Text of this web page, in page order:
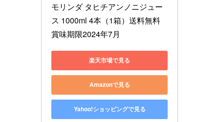
モリンダ タヒチアンノニジュー
ス 1000ml 4本（1箱）送料無料
賞味期限2024年7月
楽天市場で見る
Amazonで見る
Yahoo!ショッピングで見る